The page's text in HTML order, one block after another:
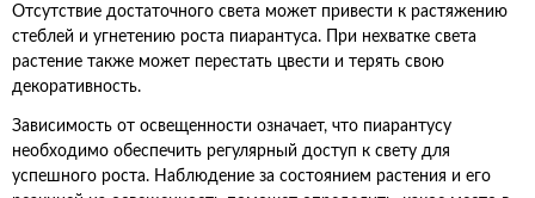
Отсутствие достаточного света может привести к растяжению
стеблей и угнетению роста пиарантуса. При нехватке света
растение также может перестать цвести и терять свою
декоративность.
Зависимость от освещенности означает, что пиарантусу
необходимо обеспечить регулярный доступ к свету для
успешного роста. Наблюдение за состоянием растения и его